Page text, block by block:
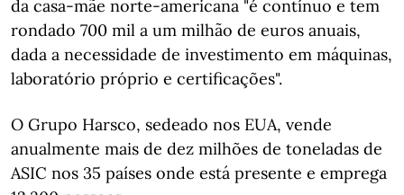
da casa-mãe norte-americana "é contínuo e tem
rondado 700 mil a um milhão de euros anuais,
dada a necessidade de investimento em máquinas,
laboratório próprio e certificações".
O Grupo Harsco, sedeado nos EUA, vende
anualmente mais de dez milhões de toneladas de
ASIC nos 35 países onde está presente e emprega